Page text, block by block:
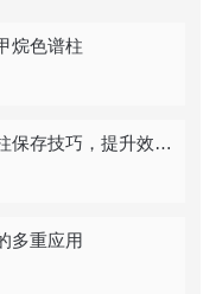
烷色谱柱
告别频繁更换！掌握这些总烃色谱柱保存技巧，提升效率！
多重应用